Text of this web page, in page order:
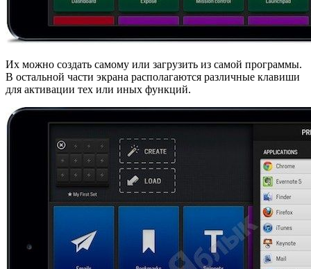
Их можно создать самому или загрузить из самой программы.
В остальной части экрана располагаются различные клавиши
для активации тех или иных функций.